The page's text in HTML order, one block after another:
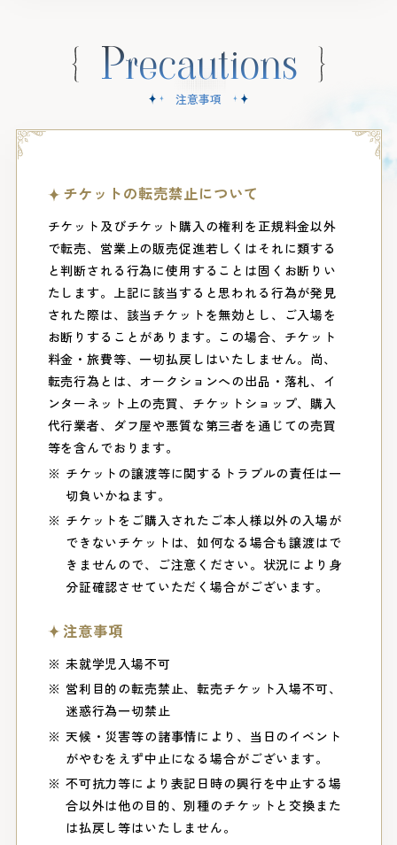
Precautions
注意事項
チケットの転売禁止について
チケット及びチケット購入の権利を正規料金以外
で転売、営業上の販売促進若しくはそれに類する
と判断される行為に使用することは固くお断りい
たします。上記に該当すると思われる行為が発見
された際は、該当チケットを無効とし、ご入場を
お断りすることがあります。この場合、チケット
料金・旅費等、一切払戻しはいたしません。尚、
転売行為とは、オークションへの出品・落札、イ
ンターネット上の売買、チケットショップ、購入
代行業者、ダフ屋や悪質な第三者を通じての売買
等を含んでおります。
チケットの譲渡等に関するトラブルの責任は一
切負いかねます。
チケットをご購入されたご本人様以外の入場が
できないチケットは、如何なる場合も譲渡はで
きませんので、ご注意ください。状況により身
分証確認させていただく場合がございます。
注意事項
未就学児入場不可
営利目的の転売禁止、転売チケット入場不可、
迷惑行為一切禁止
天候・災害等の諸事情により、当日のイベント
がやむをえず中止になる場合がございます。
不可抗力等により表記日時の興行を中止する場
合以外は他の目的、別種のチケットと交換また
は払戻し等はいたしません。